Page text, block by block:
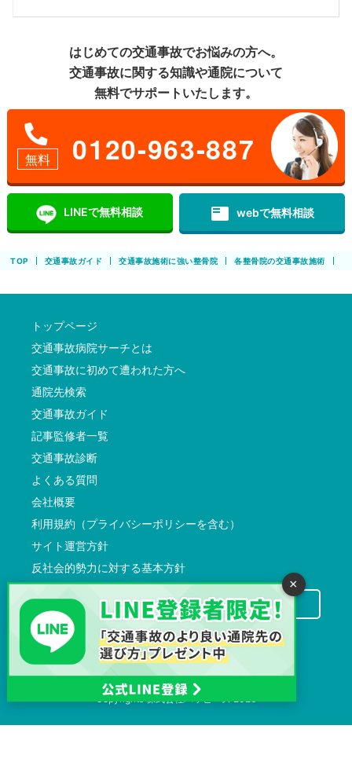
はじめての交通事故でお悩みの方へ。
交通事故に関する知識や通院について
無料でサポートいたします。
無料 0120-963-887
LINEで無料相談 featured_play_list webで無料相談
TOP 交通事故ガイド 交通事故施術に強い整骨院 各整骨院の交通事故施術
トップページ
交通事故病院サーチとは
交通事故に初めて遭われた方へ
通院先検索
交通事故ガイド
記事監修者一覧
交通事故診断
よくある質問
会社概要
利用規約（プライバシーポリシーを含む）
サイト運営方針
反社会的勢力に対する基本方針
交通事故病院サーチに掲載希望の先生方へ
Copyrights 株式会社ハッピーズ
×